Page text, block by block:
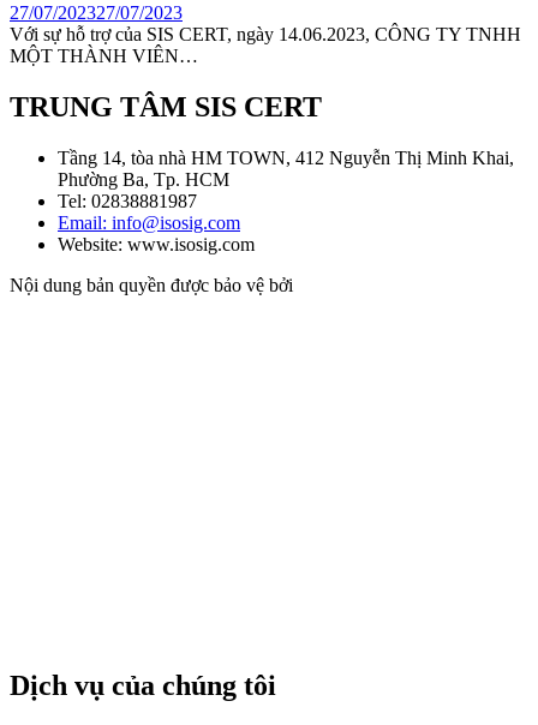
27/07/202327/07/2023
Với sự hỗ trợ của SIS CERT, ngày 14.06.2023, CÔNG TY TNHH
MỘT THÀNH VIÊN…
TRUNG TÂM SIS CERT
Tầng 14, tòa nhà HM TOWN, 412 Nguyễn Thị Minh Khai,
Phường Ba, Tp. HCM
Tel: 02838881987
Email: info@isosig.com
Website: www.isosig.com
Nội dung bản quyền được bảo vệ bởi
Dịch vụ của chúng tôi